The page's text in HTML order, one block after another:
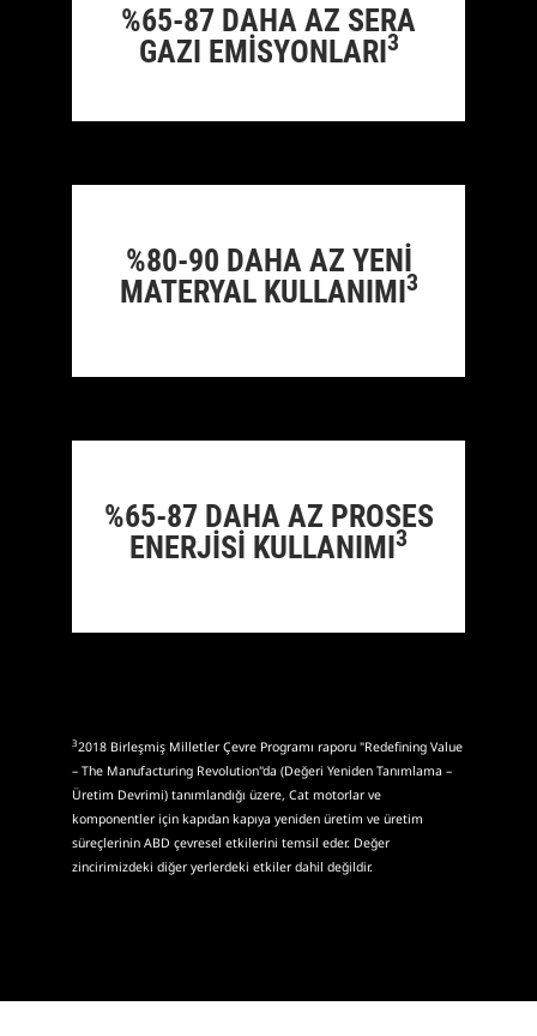
%65-87 DAHA AZ SERA
GAZI EMİSYONLARI3
%80-90 DAHA AZ YENİ
MATERYAL KULLANIMI3
%65-87 DAHA AZ PROSES
ENERJİSİ KULLANIMI3
32018 Birleşmiş Milletler Çevre Programı raporu "Redefining Value
– The Manufacturing Revolution"da (Değeri Yeniden Tanımlama –
Üretim Devrimi) tanımlandığı üzere, Cat motorlar ve
komponentler için kapıdan kapıya yeniden üretim ve üretim
süreçlerinin ABD çevresel etkilerini temsil eder. Değer
zincirimizdeki diğer yerlerdeki etkiler dahil değildir.